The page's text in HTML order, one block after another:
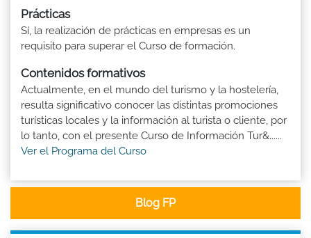
Prácticas
Sí, la realización de prácticas en empresas es un
requisito para superar el Curso de formación.
Contenidos formativos
Actualmente, en el mundo del turismo y la hostelería,
resulta significativo conocer las distintas promociones
turísticas locales y la información al turista o cliente, por
lo tanto, con el presente Curso de Información Tur&......
Ver el Programa del Curso
Blog FP